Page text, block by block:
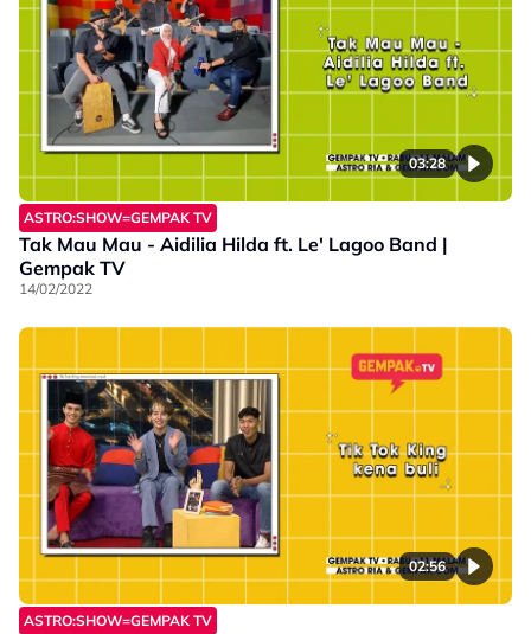
03:28
ASTRO:SHOW=GEMPAK TV
Tak Mau Mau - Aidilia Hilda ft. Le' Lagoo Band |
Gempak TV
14/02/2022
02:56
ASTRO:SHOW=GEMPAK TV